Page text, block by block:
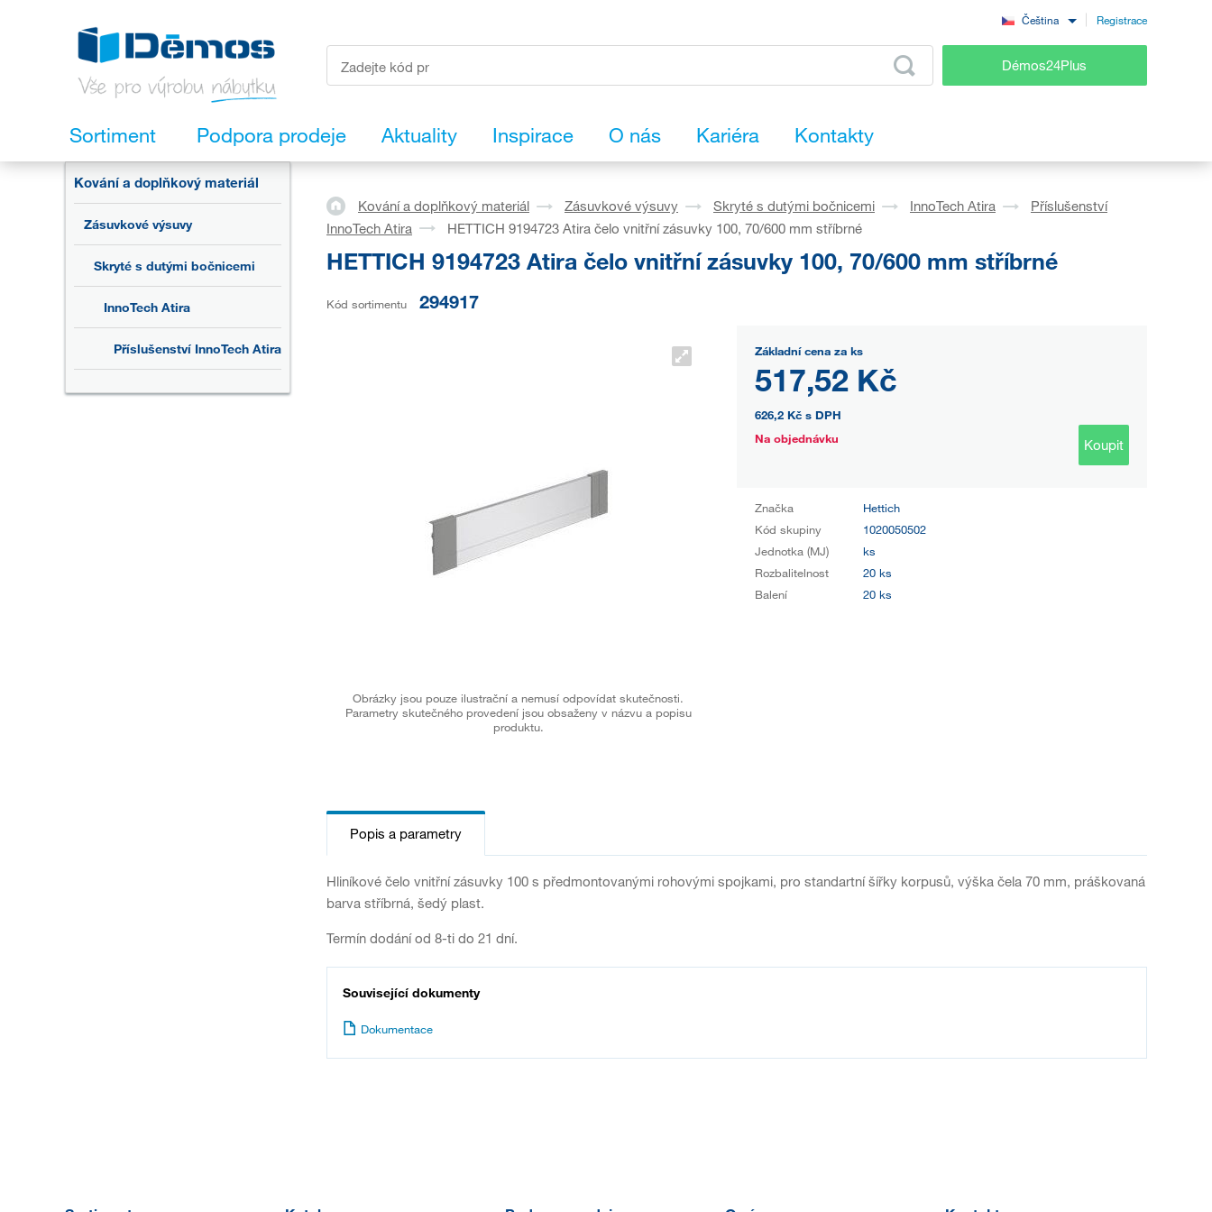
Čeština Registrace
Démos24Plus
Sortiment Podpora prodeje Aktuality Inspirace O nás Kariéra Kontakty
Kování a doplňkový materiál
Zásuvkové výsuvy
Skryté s dutými bočnicemi
InnoTech Atira
Příslušenství InnoTech Atira
Kování a doplňkový materiál Zásuvkové výsuvy Skryté s dutými bočnicemi InnoTech Atira
Příslušenství
InnoTech Atira
HETTICH 9194723 Atira čelo vnitřní zásuvky 100, 70/600 mm stříbrné
HETTICH 9194723 Atira čelo vnitřní zásuvky 100, 70/600 mm stříbrné
Kód sortimentu 294917
Obrázky jsou pouze ilustrační a nemusí odpovídat skutečnosti.
Parametry skutečného provedení jsou obsaženy v názvu a popisu
produktu.
Základní cena za ks
517,52 Kč
626,2 Kč s DPH
Na objednávku
Koupit
Značka
Hettich
Kód skupiny
1020050502
Jednotka (MJ)
ks
Rozbalitelnost
20 ks
Balení
20 ks
Popis a parametry
Hliníkové čelo vnitřní zásuvky 100 s předmontovanými rohovými spojkami, pro standartní šířky korpusů, výška čela 70 mm, práškovaná
barva stříbrná, šedý plast.
Termín dodání od 8-ti do 21 dní.
Související dokumenty
Dokumentace